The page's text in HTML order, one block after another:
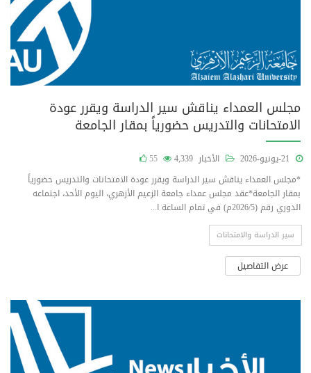
مجلس العمداء يناقش سير الدراسة ويقرر عودة
الامتحانات والتدريس حضورياً بمقار الجامعة
الأخبار 4,339
55
*مجلس العمداء يناقش سير الدراسة ويقرر عودة الامتحانات والتدريس حضورياً
بمقار الجامعة*عقد مجلس عمداء جامعة الزعيم الأزهري، اليوم الأحد، اجتماعه
الدوري رقم (2026/5م) في تمام الساعة ا...
سير الدراسة والامتحانات
عرض التفاصيل